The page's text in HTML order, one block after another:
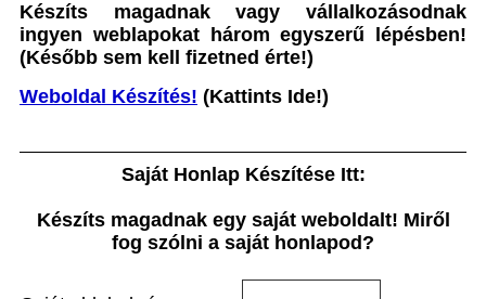
Készíts magadnak vagy vállalkozásodnak
ingyen weblapokat három egyszerű lépésben!
(Később sem kell fizetned érte!)
Weboldal Készítés! (Kattints Ide!)
Saját Honlap Készítése Itt:
Készíts magadnak egy saját weboldalt! Miről
fog szólni a saját honlapod?